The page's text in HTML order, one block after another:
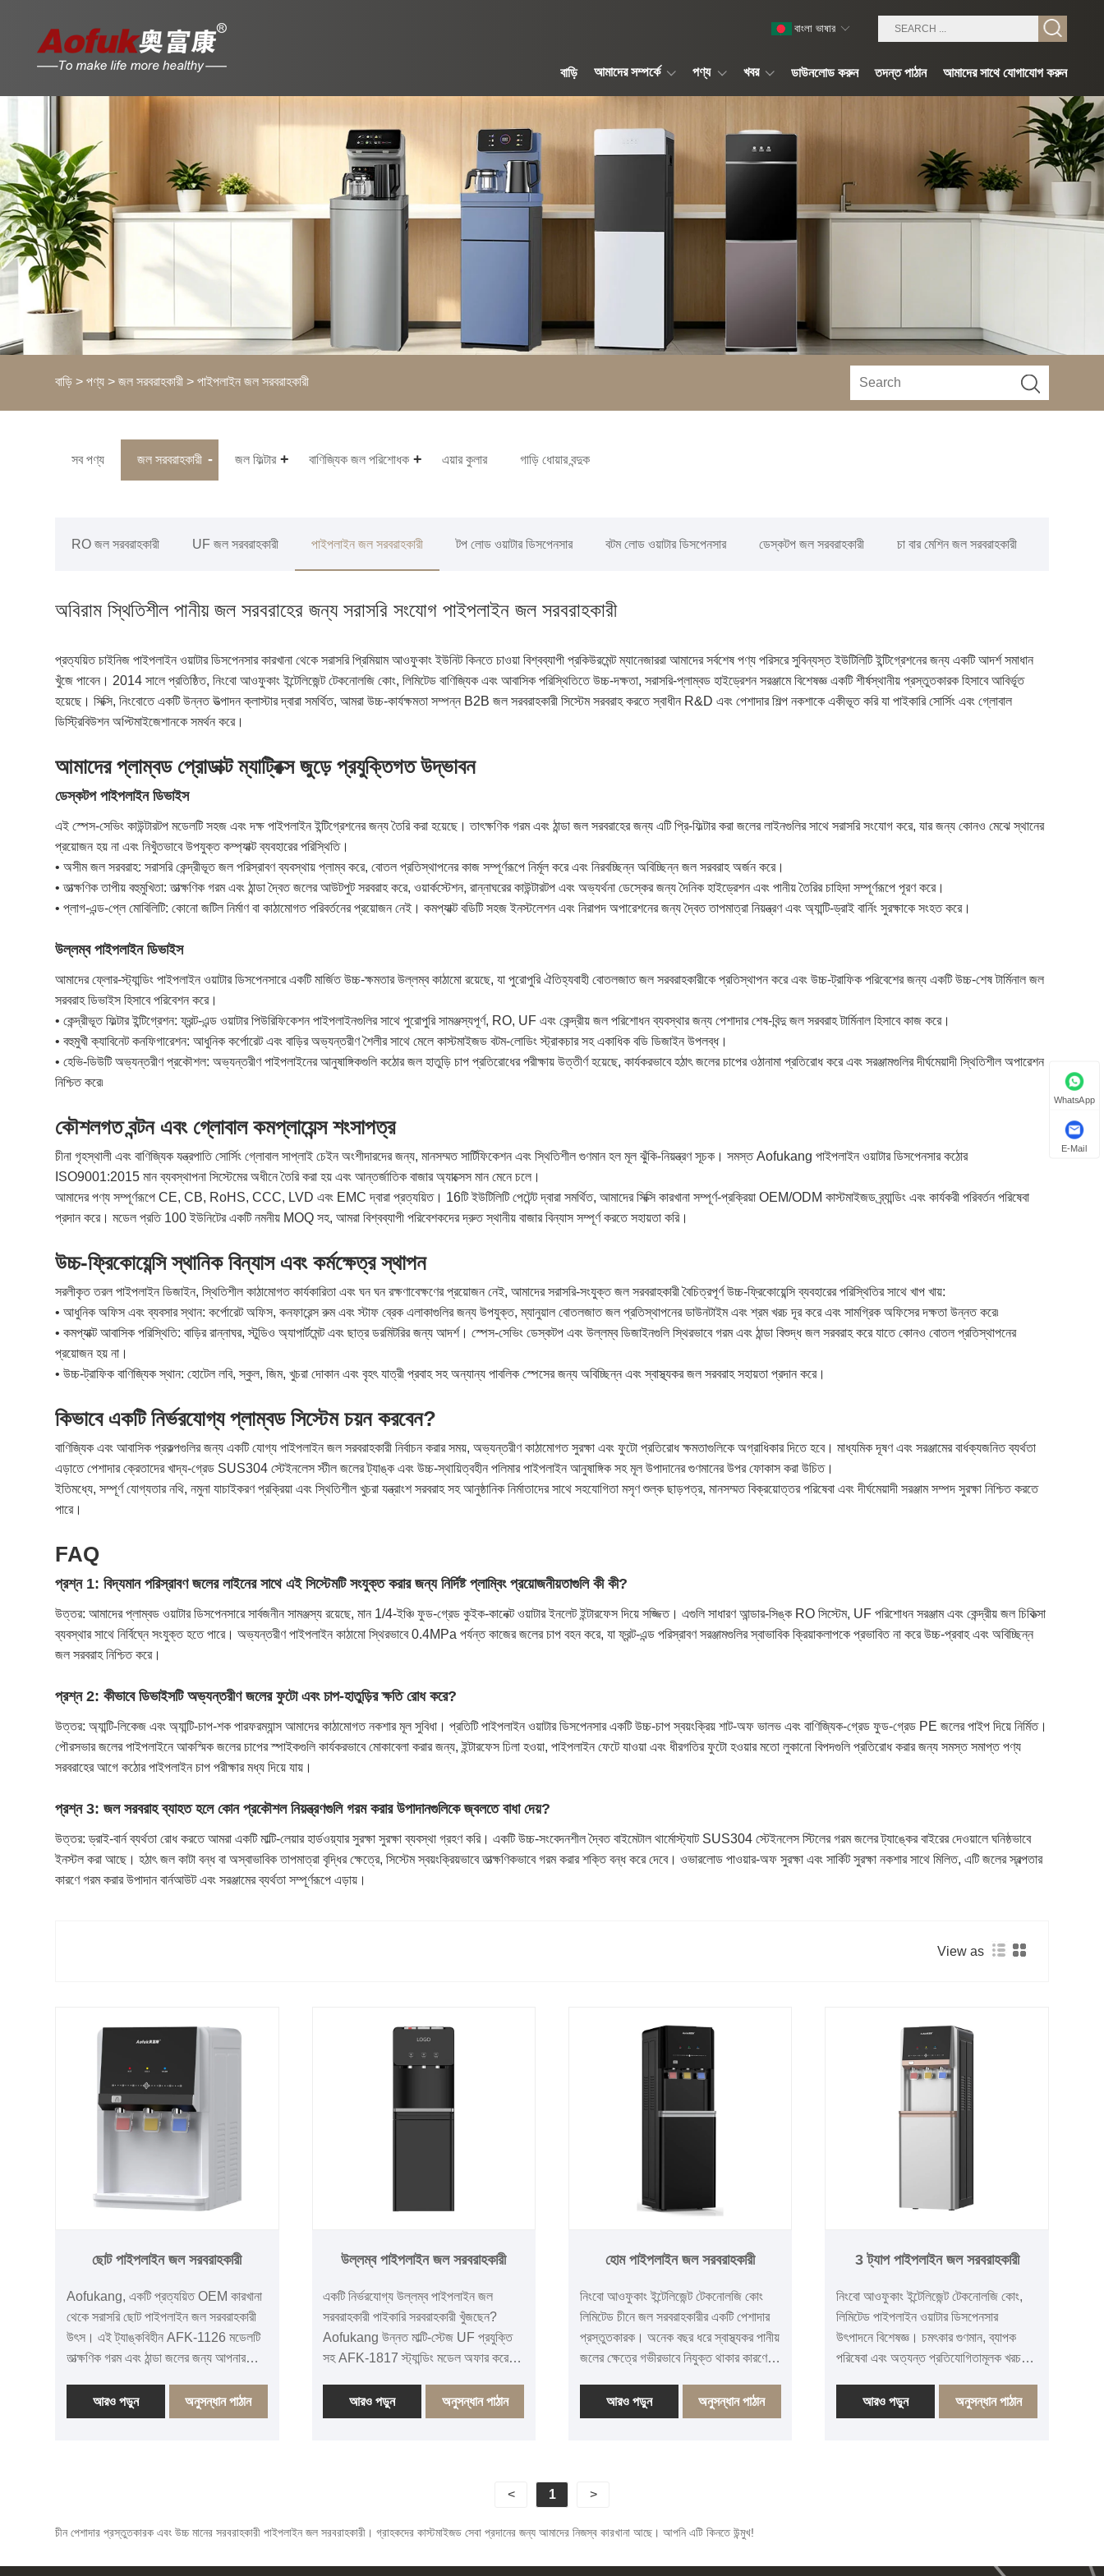
বাড়ি আমাদের সম্পর্কে পণ্য খবর ডাউনলোড করুন তদন্ত পাঠান আমাদের সাথে যোগাযোগ করুন
বাংলা ভাষার
বাড়ি > পণ্য >জল সরবরাহকারী > পাইপলাইন জল সরবরাহকারী
সব পণ্য জল সরবরাহকারী জল ফিল্টার বাণিজ্যিক জল পরিশোধক এয়ার কুলার গাড়ি ধোয়ার বন্দুক
RO জল সরবরাহকারী UF জল সরবরাহকারী পাইপলাইন জল সরবরাহকারী টপ লোড ওয়াটার ডিসপেনসার বটম লোড ওয়াটার ডিসপেনসার ডেস্কটপ জল সরবরাহকারী চা বার মেশিন জল সরবরাহকারী
অবিরাম স্থিতিশীল পানীয় জল সরবরাহের জন্য সরাসরি সংযোগ পাইপলাইন জল সরবরাহকারী
প্রত্যয়িত চাইনিজ পাইপলাইন ওয়াটার ডিসপেনসার কারখানা থেকে সরাসরি প্রিমিয়াম আওফুকাং ইউনিট কিনতে চাওয়া বিশ্বব্যাপী প্রকিউরমেন্ট ম্যানেজাররা আমাদের সর্বশেষ পণ্য পরিসরে সুবিন্যস্ত ইউটিলিটি ইন্টিগ্রেশনের জন্য একটি আদর্শ সমাধান
খুঁজে পাবেন। 2014 সালে প্রতিষ্ঠিত, নিংবো আওফুকাং ইন্টেলিজেন্ট টেকনোলজি কোং, লিমিটেড বাণিজ্যিক এবং আবাসিক পরিস্থিতিতে উচ্চ-দক্ষতা, সরাসরি-প্লাম্বড হাইড্রেশন সরঞ্জামে বিশেষজ্ঞ একটি শীর্ষস্থানীয় প্রস্তুতকারক হিসাবে আবির্ভূত
হয়েছে। সিক্সি, নিংবোতে একটি উন্নত উত্পাদন ক্লাস্টার দ্বারা সমর্থিত, আমরা উচ্চ-কার্যক্ষমতা সম্পন্ন B2B জল সরবরাহকারী সিস্টেম সরবরাহ করতে স্বাধীন R&D এবং পেশাদার শিল্প নকশাকে একীভূত করি যা পাইকারি সোর্সিং এবং গ্লোবাল
ডিস্ট্রিবিউশন অপ্টিমাইজেশানকে সমর্থন করে।
আমাদের প্লাম্বড প্রোডাক্ট ম্যাট্রিক্স জুড়ে প্রযুক্তিগত উদ্ভাবন
ডেস্কটপ পাইপলাইন ডিভাইস
এই স্পেস-সেভিং কাউন্টারটপ মডেলটি সহজ এবং দক্ষ পাইপলাইন ইন্টিগ্রেশনের জন্য তৈরি করা হয়েছে। তাৎক্ষণিক গরম এবং ঠান্ডা জল সরবরাহের জন্য এটি প্রি-ফিল্টার করা জলের লাইনগুলির সাথে সরাসরি সংযোগ করে, যার জন্য কোনও মেঝে স্থানের
প্রয়োজন হয় না এবং নিখুঁতভাবে উপযুক্ত কম্প্যাক্ট ব্যবহারের পরিস্থিতি।
• অসীম জল সরবরাহ: সরাসরি কেন্দ্রীভূত জল পরিস্রাবণ ব্যবস্থায় প্লাম্ব করে, বোতল প্রতিস্থাপনের কাজ সম্পূর্ণরূপে নির্মূল করে এবং নিরবচ্ছিন্ন অবিচ্ছিন্ন জল সরবরাহ অর্জন করে।
• তাত্ক্ষণিক তাপীয় বহুমুখিতা: তাত্ক্ষণিক গরম এবং ঠান্ডা দ্বৈত জলের আউটপুট সরবরাহ করে, ওয়ার্কস্টেশন, রান্নাঘরের কাউন্টারটপ এবং অভ্যর্থনা ডেস্কের জন্য দৈনিক হাইড্রেশন এবং পানীয় তৈরির চাহিদা সম্পূর্ণরূপে পূরণ করে।
• প্লাগ-এন্ড-প্লে মোবিলিটি: কোনো জটিল নির্মাণ বা কাঠামোগত পরিবর্তনের প্রয়োজন নেই। কমপ্যাক্ট বডিটি সহজ ইনস্টলেশন এবং নিরাপদ অপারেশনের জন্য দ্বৈত তাপমাত্রা নিয়ন্ত্রণ এবং অ্যান্টি-ড্রাই বার্নিং সুরক্ষাকে সংহত করে।
উল্লম্ব পাইপলাইন ডিভাইস
আমাদের ফ্লোর-স্ট্যান্ডিং পাইপলাইন ওয়াটার ডিসপেনসারে একটি মার্জিত উচ্চ-ক্ষমতার উল্লম্ব কাঠামো রয়েছে, যা পুরোপুরি ঐতিহ্যবাহী বোতলজাত জল সরবরাহকারীকে প্রতিস্থাপন করে এবং উচ্চ-ট্রাফিক পরিবেশের জন্য একটি উচ্চ-শেষ টার্মিনাল জল
সরবরাহ ডিভাইস হিসাবে পরিবেশন করে।
• কেন্দ্রীভূত ফিল্টার ইন্টিগ্রেশন: ফ্রন্ট-এন্ড ওয়াটার পিউরিফিকেশন পাইপলাইনগুলির সাথে পুরোপুরি সামঞ্জস্যপূর্ণ, RO, UF এবং কেন্দ্রীয় জল পরিশোধন ব্যবস্থার জন্য পেশাদার শেষ-বিন্দু জল সরবরাহ টার্মিনাল হিসাবে কাজ করে।
• বহুমুখী ক্যাবিনেট কনফিগারেশন: আধুনিক কর্পোরেট এবং বাড়ির অভ্যন্তরীণ শৈলীর সাথে মেলে কাস্টমাইজড বটম-লোডিং স্ট্রাকচার সহ একাধিক বডি ডিজাইন উপলব্ধ।
• হেভি-ডিউটি ​​অভ্যন্তরীণ প্রকৌশল: অভ্যন্তরীণ পাইপলাইনের আনুষাঙ্গিকগুলি কঠোর জল হাতুড়ি চাপ প্রতিরোধের পরীক্ষায় উত্তীর্ণ হয়েছে, কার্যকরভাবে হঠাৎ জলের চাপের ওঠানামা প্রতিরোধ করে এবং সরঞ্জামগুলির দীর্ঘমেয়াদী স্থিতিশীল অপারেশন
নিশ্চিত করে৷
কৌশলগত বন্টন এবং গ্লোবাল কমপ্লায়েন্স শংসাপত্র
চীনা গৃহস্থালী এবং বাণিজ্যিক যন্ত্রপাতি সোর্সিং গ্লোবাল সাপ্লাই চেইন অংশীদারদের জন্য, মানসম্মত সার্টিফিকেশন এবং স্থিতিশীল গুণমান হল মূল ঝুঁকি-নিয়ন্ত্রণ সূচক। সমস্ত Aofukang পাইপলাইন ওয়াটার ডিসপেনসার কঠোর
ISO9001:2015 মান ব্যবস্থাপনা সিস্টেমের অধীনে তৈরি করা হয় এবং আন্তর্জাতিক বাজার অ্যাক্সেস মান মেনে চলে।
আমাদের পণ্য সম্পূর্ণরূপে CE, CB, RoHS, CCC, LVD এবং EMC দ্বারা প্রত্যয়িত। 16টি ইউটিলিটি পেটেন্ট দ্বারা সমর্থিত, আমাদের সিক্সি কারখানা সম্পূর্ণ-প্রক্রিয়া OEM/ODM কাস্টমাইজড ব্র্যান্ডিং এবং কার্যকরী পরিবর্তন পরিষেবা
প্রদান করে। মডেল প্রতি 100 ইউনিটের একটি নমনীয় MOQ সহ, আমরা বিশ্বব্যাপী পরিবেশকদের দ্রুত স্থানীয় বাজার বিন্যাস সম্পূর্ণ করতে সহায়তা করি।
উচ্চ-ফ্রিকোয়েন্সি স্থানিক বিন্যাস এবং কর্মক্ষেত্র স্থাপন
সরলীকৃত তরল পাইপলাইন ডিজাইন, স্থিতিশীল কাঠামোগত কার্যকারিতা এবং ঘন ঘন রক্ষণাবেক্ষণের প্রয়োজন নেই, আমাদের সরাসরি-সংযুক্ত জল সরবরাহকারী বৈচিত্রপূর্ণ উচ্চ-ফ্রিকোয়েন্সি ব্যবহারের পরিস্থিতির সাথে খাপ খায়:
• আধুনিক অফিস এবং ব্যবসার স্থান: কর্পোরেট অফিস, কনফারেন্স রুম এবং স্টাফ ব্রেক এলাকাগুলির জন্য উপযুক্ত, ম্যানুয়াল বোতলজাত জল প্রতিস্থাপনের ডাউনটাইম এবং শ্রম খরচ দূর করে এবং সামগ্রিক অফিসের দক্ষতা উন্নত করে৷
• কমপ্যাক্ট আবাসিক পরিস্থিতি: বাড়ির রান্নাঘর, স্টুডিও অ্যাপার্টমেন্ট এবং ছাত্র ডরমিটরির জন্য আদর্শ। স্পেস-সেভিং ডেস্কটপ এবং উল্লম্ব ডিজাইনগুলি স্থিরভাবে গরম এবং ঠান্ডা বিশুদ্ধ জল সরবরাহ করে যাতে কোনও বোতল প্রতিস্থাপনের
প্রয়োজন হয় না।
• উচ্চ-ট্রাফিক বাণিজ্যিক স্থান: হোটেল লবি, স্কুল, জিম, খুচরা দোকান এবং বৃহৎ যাত্রী প্রবাহ সহ অন্যান্য পাবলিক স্পেসের জন্য অবিচ্ছিন্ন এবং স্বাস্থ্যকর জল সরবরাহ সহায়তা প্রদান করে।
কিভাবে একটি নির্ভরযোগ্য প্লাম্বড সিস্টেম চয়ন করবেন?
বাণিজ্যিক এবং আবাসিক প্রকল্পগুলির জন্য একটি যোগ্য পাইপলাইন জল সরবরাহকারী নির্বাচন করার সময়, অভ্যন্তরীণ কাঠামোগত সুরক্ষা এবং ফুটো প্রতিরোধ ক্ষমতাগুলিকে অগ্রাধিকার দিতে হবে। মাধ্যমিক দূষণ এবং সরঞ্জামের বার্ধক্যজনিত ব্যর্থতা
এড়াতে পেশাদার ক্রেতাদের খাদ্য-গ্রেড SUS304 স্টেইনলেস স্টীল জলের ট্যাঙ্ক এবং উচ্চ-স্থায়িত্বহীন পলিমার পাইপলাইন আনুষাঙ্গিক সহ মূল উপাদানের গুণমানের উপর ফোকাস করা উচিত।
ইতিমধ্যে, সম্পূর্ণ যোগ্যতার নথি, নমুনা যাচাইকরণ প্রক্রিয়া এবং স্থিতিশীল খুচরা যন্ত্রাংশ সরবরাহ সহ আনুষ্ঠানিক নির্মাতাদের সাথে সহযোগিতা মসৃণ শুল্ক ছাড়পত্র, মানসম্মত বিক্রয়োত্তর পরিষেবা এবং দীর্ঘমেয়াদী সরঞ্জাম সম্পদ সুরক্ষা নিশ্চিত করতে
পারে।
FAQ
প্রশ্ন 1: বিদ্যমান পরিস্রাবণ জলের লাইনের সাথে এই সিস্টেমটি সংযুক্ত করার জন্য নির্দিষ্ট প্লাম্বিং প্রয়োজনীয়তাগুলি কী কী?
উত্তর: আমাদের প্লাম্বড ওয়াটার ডিসপেনসারে সার্বজনীন সামঞ্জস্য রয়েছে, মান 1/4-ইঞ্চি ফুড-গ্রেড কুইক-কানেক্ট ওয়াটার ইনলেট ইন্টারফেস দিয়ে সজ্জিত। এগুলি সাধারণ আন্ডার-সিঙ্ক RO সিস্টেম, UF পরিশোধন সরঞ্জাম এবং কেন্দ্রীয় জল চিকিত্সা
ব্যবস্থার সাথে নির্বিঘ্নে সংযুক্ত হতে পারে। অভ্যন্তরীণ পাইপলাইন কাঠামো স্থিরভাবে 0.4MPa পর্যন্ত কাজের জলের চাপ বহন করে, যা ফ্রন্ট-এন্ড পরিস্রাবণ সরঞ্জামগুলির স্বাভাবিক ক্রিয়াকলাপকে প্রভাবিত না করে উচ্চ-প্রবাহ এবং অবিচ্ছিন্ন
জল সরবরাহ নিশ্চিত করে।
প্রশ্ন 2: কীভাবে ডিভাইসটি অভ্যন্তরীণ জলের ফুটো এবং চাপ-হাতুড়ির ক্ষতি রোধ করে?
উত্তর: অ্যান্টি-লিকেজ এবং অ্যান্টি-চাপ-শক পারফরম্যান্স আমাদের কাঠামোগত নকশার মূল সুবিধা। প্রতিটি পাইপলাইন ওয়াটার ডিসপেনসার একটি উচ্চ-চাপ স্বয়ংক্রিয় শাট-অফ ভালভ এবং বাণিজ্যিক-গ্রেড ফুড-গ্রেড PE জলের পাইপ দিয়ে নির্মিত।
পৌরসভার জলের পাইপলাইনে আকস্মিক জলের চাপের স্পাইকগুলি কার্যকরভাবে মোকাবেলা করার জন্য, ইন্টারফেস ঢিলা হওয়া, পাইপলাইন ফেটে যাওয়া এবং ধীরগতির ফুটো হওয়ার মতো লুকানো বিপদগুলি প্রতিরোধ করার জন্য সমস্ত সমাপ্ত পণ্য
সরবরাহের আগে কঠোর পাইপলাইন চাপ পরীক্ষার মধ্য দিয়ে যায়।
প্রশ্ন 3: জল সরবরাহ ব্যাহত হলে কোন প্রকৌশল নিয়ন্ত্রণগুলি গরম করার উপাদানগুলিকে জ্বলতে বাধা দেয়?
উত্তর: ড্রাই-বার্ন ব্যর্থতা রোধ করতে আমরা একটি মাল্টি-লেয়ার হার্ডওয়্যার সুরক্ষা সুরক্ষা ব্যবস্থা গ্রহণ করি। একটি উচ্চ-সংবেদনশীল দ্বৈত বাইমেটাল থার্মোস্ট্যাট SUS304 স্টেইনলেস স্টিলের গরম জলের ট্যাঙ্কের বাইরের দেওয়ালে ঘনিষ্ঠভাবে
ইনস্টল করা আছে। হঠাৎ জল কাটা বন্ধ বা অস্বাভাবিক তাপমাত্রা বৃদ্ধির ক্ষেত্রে, সিস্টেম স্বয়ংক্রিয়ভাবে তাত্ক্ষণিকভাবে গরম করার শক্তি বন্ধ করে দেবে। ওভারলোড পাওয়ার-অফ সুরক্ষা এবং সার্কিট সুরক্ষা নকশার সাথে মিলিত, এটি জলের স্বল্পতার
কারণে গরম করার উপাদান বার্নআউট এবং সরঞ্জামের ব্যর্থতা সম্পূর্ণরূপে এড়ায়।
View as
ছোট পাইপলাইন জল সরবরাহকারী
Aofukang, একটি প্রত্যয়িত OEM কারখানা
থেকে সরাসরি ছোট পাইপলাইন জল সরবরাহকারী
উৎস। এই ট্যাঙ্কবিহীন AFK-1126 মডেলটি
তাত্ক্ষণিক গরম এবং ঠান্ডা জলের জন্য আপনার
সরাসরি পাইকারি মূল্য, নমনীয় MOQ এবং
বিশ্বব্যাপী CE/CB সম্মতির জন্য এখনই
আরও পড়ুন অনুসন্ধান পাঠান
উল্লম্ব পাইপলাইন জল সরবরাহকারী
একটি নির্ভরযোগ্য উল্লম্ব পাইপলাইন জল
সরবরাহকারী পাইকারি সরবরাহকারী খুঁজছেন?
Aofukang উন্নত মাল্টি-স্টেজ UF প্রযুক্তি
সহ AFK-1817 স্ট্যান্ডিং মডেল অফার করে।
ম্যানুফ্যাকচারিং দক্ষতা, প্রতিযোগিতামূলক বাল্ক
মূল্য এবং সম্পূর্ণ OEM পরিষেবাগুলি অ্যাক্সেস
আরও পড়ুন অনুসন্ধান পাঠান
হোম পাইপলাইন জল সরবরাহকারী
নিংবো আওফুকাং ইন্টেলিজেন্ট টেকনোলজি কোং
লিমিটেড চীনে জল সরবরাহকারীর একটি পেশাদার
প্রস্তুতকারক। অনেক বছর ধরে স্বাস্থ্যকর পানীয়
জলের ক্ষেত্রে গভীরভাবে নিযুক্ত থাকার কারণে,
মানের সাথে বাজারে নির্ভরযোগ্য জল সরবরাহকারী
সমাধান সরবরাহ করে। কোম্পানির স্বতন্ত্রভাবে
তৈরির পরিস্থিতিগুলির গভীরভাবে একীকরণ অর্জন
করে তোলে৷
আরও পড়ুন অনুসন্ধান পাঠান
3 ট্যাপ পাইপলাইন জল সরবরাহকারী
নিংবো আওফুকাং ইন্টেলিজেন্ট টেকনোলজি কোং,
লিমিটেড পাইপলাইন ওয়াটার ডিসপেনসার
উৎপাদনে বিশেষজ্ঞ। চমৎকার গুণমান, ব্যাপক
পরিষেবা এবং অত্যন্ত প্রতিযোগিতামূলক খরচ-
ডিসপেনসারগুলি অনেক দেশ এবং অঞ্চলে রপ্তানি
করা হয়, দেশে এবং বিদেশে গ্রাহকদের কাছ থেকে
পানীয় চাহিদা মেটাতে পারে। দক্ষ এবং সুবিধাজনক
আরও পড়ুন অনুসন্ধান পাঠান
< 1 >
চীন পেশাদার প্রস্তুতকারক এবং উচ্চ মানের সরবরাহকারী পাইপলাইন জল সরবরাহকারী। গ্রাহকদের কাস্টমাইজড সেবা প্রদানের জন্য আমাদের নিজস্ব কারখানা আছে। আপনি এটি কিনতে উন্মুখ!
WhatsApp
E-Mail